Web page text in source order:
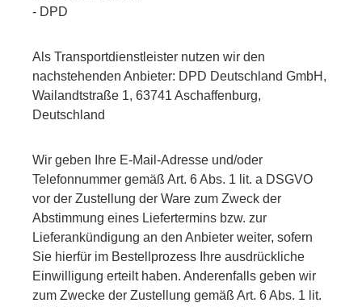
- DPD
Als Transportdienstleister nutzen wir den
nachstehenden Anbieter: DPD Deutschland GmbH,
Wailandtstraße 1, 63741 Aschaffenburg,
Deutschland
Wir geben Ihre E-Mail-Adresse und/oder
Telefonnummer gemäß Art. 6 Abs. 1 lit. a DSGVO
vor der Zustellung der Ware zum Zweck der
Abstimmung eines Liefertermins bzw. zur
Lieferankündigung an den Anbieter weiter, sofern
Sie hierfür im Bestellprozess Ihre ausdrückliche
Einwilligung erteilt haben. Anderenfalls geben wir
zum Zwecke der Zustellung gemäß Art. 6 Abs. 1 lit.